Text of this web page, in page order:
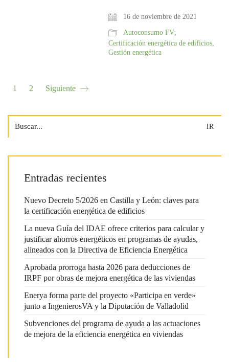
16 de noviembre de 2021
Autoconsumo FV,
Certificación energética de edificios,
Gestión energética
1 2 Siguiente
for:
Entradas recientes
Nuevo Decreto 5/2026 en Castilla y León: claves para
la certificación energética de edificios
La nueva Guía del IDAE ofrece criterios para calcular y
justificar ahorros energéticos en programas de ayudas,
alineados con la Directiva de Eficiencia Energética
Aprobada prorroga hasta 2026 para deducciones de
IRPF por obras de mejora energética de las viviendas
Enerya forma parte del proyecto «Participa en verde»
junto a IngenierosVA y la Diputación de Valladolid
Subvenciones del programa de ayuda a las actuaciones
de mejora de la eficiencia energética en viviendas